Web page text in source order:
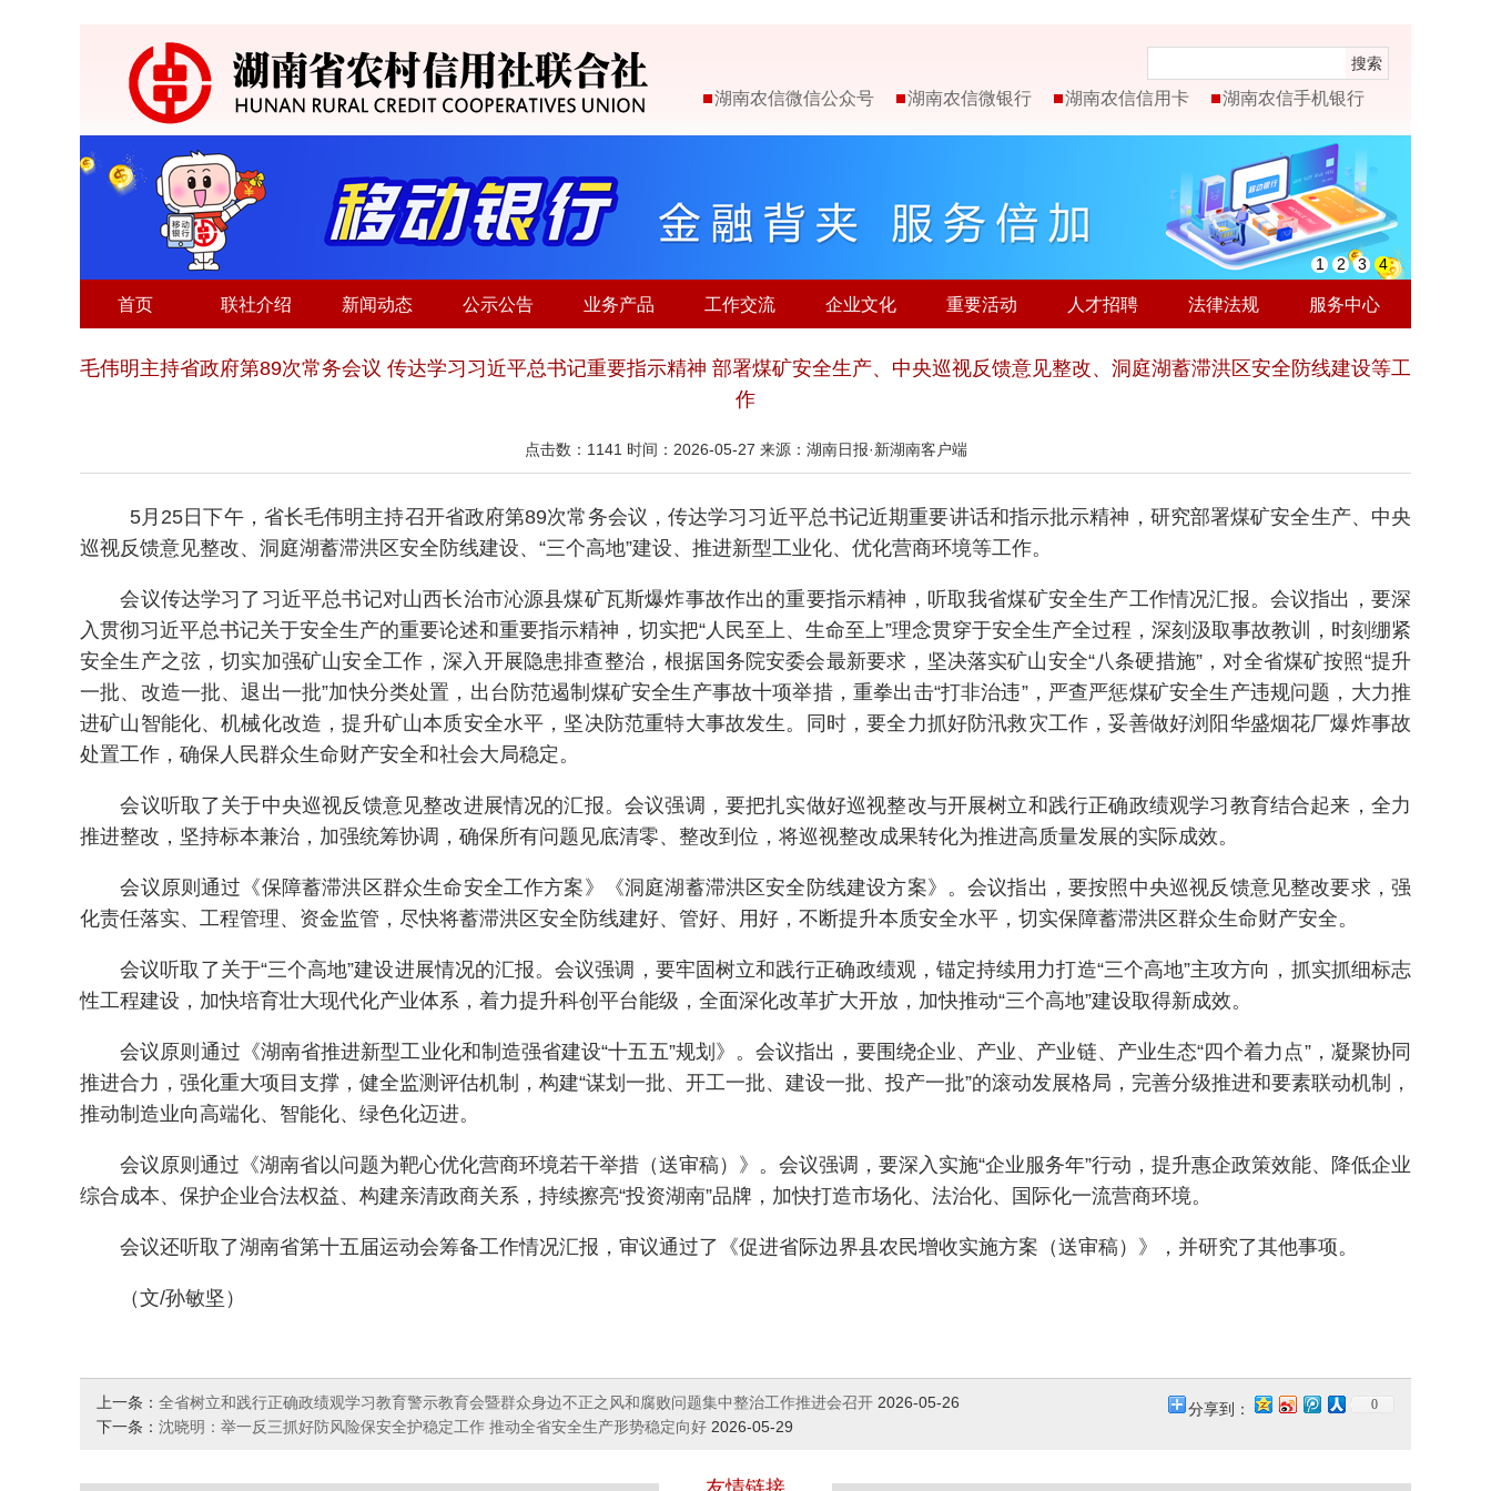
搜索
湖南农信微信公众号 湖南农信微银行 湖南农信信用卡 湖南农信手机银行
1 2 3 4
首页 联社介绍 新闻动态 公示公告 业务产品 工作交流 企业文化 重要活动 人才招聘 法律法规 服务中心
毛伟明主持省政府第89次常务会议 传达学习习近平总书记重要指示精神 部署煤矿安全生产、中央巡视反馈意见整改、洞庭湖蓄滞洪区安全防线建设等工
作
点击数： 1141 时间：2026-05-27 来源：湖南日报·新湖南客户端
5月25日下午，省长毛伟明主持召开省政府第89次常务会议，传达学习习近平总书记近期重要讲话和指示批示精神，研究部署煤矿安全生产、中央
巡视反馈意见整改、洞庭湖蓄滞洪区安全防线建设、“三个高地”建设、推进新型工业化、优化营商环境等工作。
会议传达学习了习近平总书记对山西长治市沁源县煤矿瓦斯爆炸事故作出的重要指示精神，听取我省煤矿安全生产工作情况汇报。会议指出，要深
入贯彻习近平总书记关于安全生产的重要论述和重要指示精神，切实把“人民至上、生命至上”理念贯穿于安全生产全过程，深刻汲取事故教训，时刻绷紧
安全生产之弦，切实加强矿山安全工作，深入开展隐患排查整治，根据国务院安委会最新要求，坚决落实矿山安全“八条硬措施”，对全省煤矿按照“提升
一批、改造一批、退出一批”加快分类处置，出台防范遏制煤矿安全生产事故十项举措，重拳出击“打非治违”，严查严惩煤矿安全生产违规问题，大力推
进矿山智能化、机械化改造，提升矿山本质安全水平，坚决防范重特大事故发生。同时，要全力抓好防汛救灾工作，妥善做好浏阳华盛烟花厂爆炸事故
处置工作，确保人民群众生命财产安全和社会大局稳定。
会议听取了关于中央巡视反馈意见整改进展情况的汇报。会议强调，要把扎实做好巡视整改与开展树立和践行正确政绩观学习教育结合起来，全力
推进整改，坚持标本兼治，加强统筹协调，确保所有问题见底清零、整改到位，将巡视整改成果转化为推进高质量发展的实际成效。
会议原则通过《保障蓄滞洪区群众生命安全工作方案》《洞庭湖蓄滞洪区安全防线建设方案》。会议指出，要按照中央巡视反馈意见整改要求，强
化责任落实、工程管理、资金监管，尽快将蓄滞洪区安全防线建好、管好、用好，不断提升本质安全水平，切实保障蓄滞洪区群众生命财产安全。
会议听取了关于“三个高地”建设进展情况的汇报。会议强调，要牢固树立和践行正确政绩观，锚定持续用力打造“三个高地”主攻方向，抓实抓细标志
性工程建设，加快培育壮大现代化产业体系，着力提升科创平台能级，全面深化改革扩大开放，加快推动“三个高地”建设取得新成效。
会议原则通过《湖南省推进新型工业化和制造强省建设“十五五”规划》。会议指出，要围绕企业、产业、产业链、产业生态“四个着力点”，凝聚协同
推进合力，强化重大项目支撑，健全监测评估机制，构建“谋划一批、开工一批、建设一批、投产一批”的滚动发展格局，完善分级推进和要素联动机制，
推动制造业向高端化、智能化、绿色化迈进。
会议原则通过《湖南省以问题为靶心优化营商环境若干举措（送审稿）》。会议强调，要深入实施“企业服务年”行动，提升惠企政策效能、降低企业
综合成本、保护企业合法权益、构建亲清政商关系，持续擦亮“投资湖南”品牌，加快打造市场化、法治化、国际化一流营商环境。
会议还听取了湖南省第十五届运动会筹备工作情况汇报，审议通过了《促进省际边界县农民增收实施方案（送审稿）》，并研究了其他事项。
（文/孙敏坚）
分享到： 0
上一条： 全省树立和践行正确政绩观学习教育警示教育会暨群众身边不正之风和腐败问题集中整治工作推进会召开 2026-05-26
下一条： 沈晓明：举一反三抓好防风险保安全护稳定工作 推动全省安全生产形势稳定向好 2026-05-29